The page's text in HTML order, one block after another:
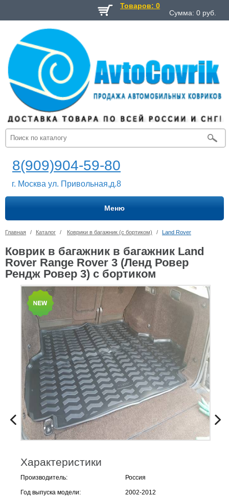
Товаров: 0
Сумма: 0 руб.
8(909)904-59-80
г. Москва ул. Привольная,д.8
Меню
Главная / Каталог / Коврики в багажник (с бортиком) / Land Rover
Коврик в багажник в багажник Land
Rover Range Rover 3 (Ленд Ровер
Рендж Ровер 3) с бортиком
Характеристики
Производитель: Россия
Год выпуска модели: 2002-2012